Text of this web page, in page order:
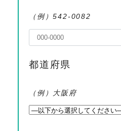
（例）542-0082
都道府県
（例）大阪府